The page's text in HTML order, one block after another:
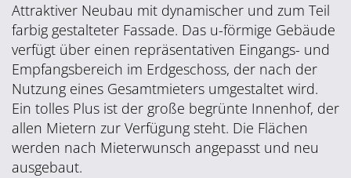
Attraktiver Neubau mit dynamischer und zum Teil
farbig gestalteter Fassade. Das u-förmige Gebäude
verfügt über einen repräsentativen Eingangs- und
Empfangsbereich im Erdgeschoss, der nach der
Nutzung eines Gesamtmieters umgestaltet wird.
Ein tolles Plus ist der große begrünte Innenhof, der
allen Mietern zur Verfügung steht. Die Flächen
werden nach Mieterwunsch angepasst und neu
ausgebaut.